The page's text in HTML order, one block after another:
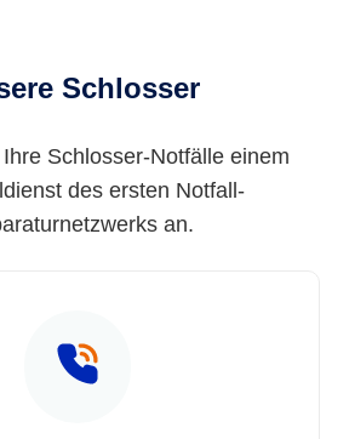
Schlosser
Schlosser-Notfälle einem
des ersten Notfall-
an.